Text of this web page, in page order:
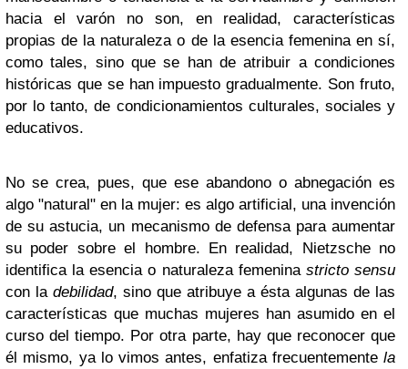
hacia el varón no son, en realidad, características
propias de la naturaleza o de la esencia femenina en sí,
como tales, sino que se han de atribuir a condiciones
históricas que se han impuesto gradualmente. Son fruto,
por lo tanto, de condicionamientos culturales, sociales y
educativos.
No se crea, pues, que ese abandono o abnegación es
algo "natural" en la mujer: es algo artificial, una invención
de su astucia, un mecanismo de defensa para aumentar
su poder sobre el hombre. En realidad, Nietzsche no
identifica la esencia o naturaleza femenina stricto sensu
con la debilidad, sino que atribuye a ésta algunas de las
características que muchas mujeres han asumido en el
curso del tiempo. Por otra parte, hay que reconocer que
él mismo, ya lo vimos antes, enfatiza frecuentemente la